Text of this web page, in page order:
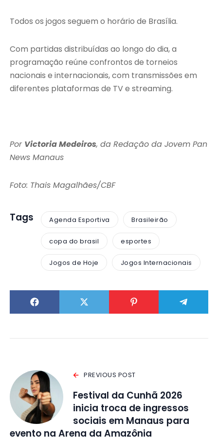
Todos os jogos seguem o horário de Brasília.
Com partidas distribuídas ao longo do dia, a
programação reúne confrontos de torneios
nacionais e internacionais, com transmissões em
diferentes plataformas de TV e streaming.
Por Victoria Medeiros, da Redação da Jovem Pan
News Manaus
Foto: Thais Magalhães/CBF
Tags Agenda Esportiva Brasileirão
copa do brasil esportes
Jogos de Hoje Jogos Internacionais
PREVIOUS POST
Festival da Cunhã 2026
inicia troca de ingressos
sociais em Manaus para
evento na Arena da Amazônia